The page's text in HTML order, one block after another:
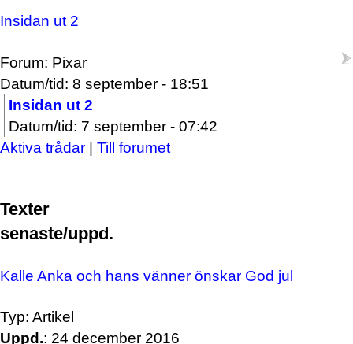
Insidan ut 2
Forum: Pixar
Datum/tid: 8 september - 18:51
Insidan ut 2
Datum/tid: 7 september - 07:42
Aktiva trådar | Till forumet
Texter
senaste/uppd.
Kalle Anka och hans vänner önskar God jul
Typ: Artikel
Uppd.: 24 december 2016